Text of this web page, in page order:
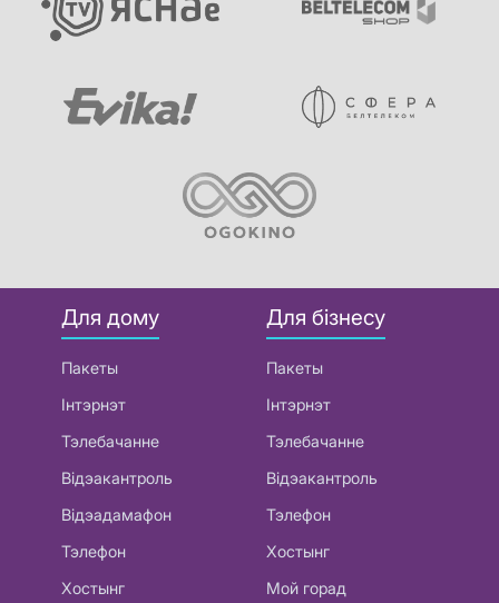
Для дому
Пакеты
Інтэрнэт
Тэлебачанне
Відэакантроль
Відэадамафон
Тэлефон
Хостынг
Для бізнесу
Пакеты
Інтэрнэт
Тэлебачанне
Відэакантроль
Тэлефон
Хостынг
Мой горад